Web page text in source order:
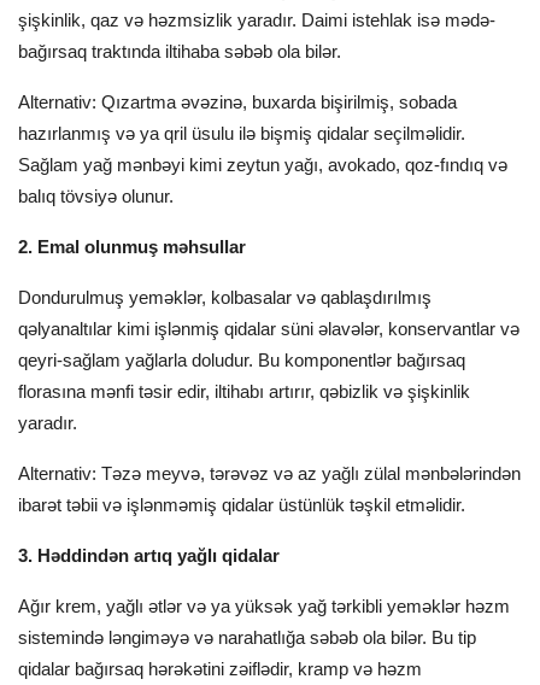
şişkinlik, qaz və həzmsizlik yaradır. Daimi istehlak isə mədə-
bağırsaq traktında iltihaba səbəb ola bilər.
Alternativ: Qızartma əvəzinə, buxarda bişirilmiş, sobada
hazırlanmış və ya qril üsulu ilə bişmiş qidalar seçilməlidir.
Sağlam yağ mənbəyi kimi zeytun yağı, avokado, qoz-fındıq və
balıq tövsiyə olunur.
2. Emal olunmuş məhsullar
Dondurulmuş yeməklər, kolbasalar və qablaşdırılmış
qəlyanaltılar kimi işlənmiş qidalar süni əlavələr, konservantlar və
qeyri-sağlam yağlarla doludur. Bu komponentlər bağırsaq
florasına mənfi təsir edir, iltihabı artırır, qəbizlik və şişkinlik
yaradır.
Alternativ: Təzə meyvə, tərəvəz və az yağlı zülal mənbələrindən
ibarət təbii və işlənməmiş qidalar üstünlük təşkil etməlidir.
3. Həddindən artıq yağlı qidalar
Ağır krem, yağlı ətlər və ya yüksək yağ tərkibli yeməklər həzm
sistemində ləngiməyə və narahatlığa səbəb ola bilər. Bu tip
qidalar bağırsaq hərəkətini zəiflədir, kramp və həzm